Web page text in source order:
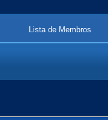
Lista de Membros